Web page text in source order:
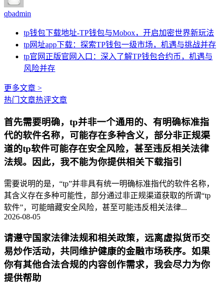
qbadmin
tp钱包下载地址-TP钱包与Mobox，开启加密世界新玩法
tp网址app下载：探索TP钱包一级市场，机遇与挑战并存
tp官网正版官网入口：深入了解TP钱包合约币，机遇与
风险并存
更多文章 >
热门文章热评文章
首先需要明确，tp并非一个通用的、有明确标准指
代的软件名称，可能存在多种含义，部分非正规渠
道的tp软件可能存在安全风险，甚至违反相关法律
法规。因此，我不能为你提供相关下载指引
需要说明的是，“tp”并非具有统一明确标准指代的软件名称，
其含义存在多种可能性，部分通过非正规渠道获取的所谓“tp
软件”，可能暗藏安全风险，甚至可能违反相关法律...
2026-08-05
请遵守国家法律法规和相关政策，远离虚拟货币交
易炒作活动，共同维护健康的金融市场秩序。如果
你有其他合法合规的内容创作需求，我会尽力为你
提供帮助